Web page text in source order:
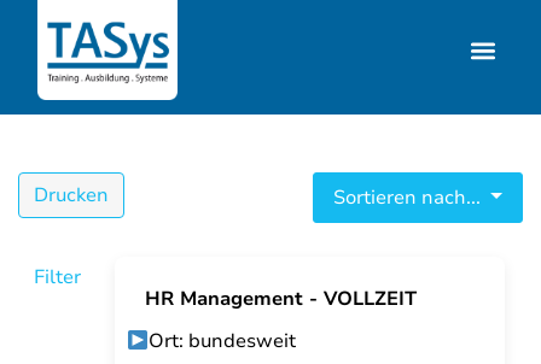
Drucken Sortieren nach...
Filter
HR Management - VOLLZEIT
Ort: bundesweit